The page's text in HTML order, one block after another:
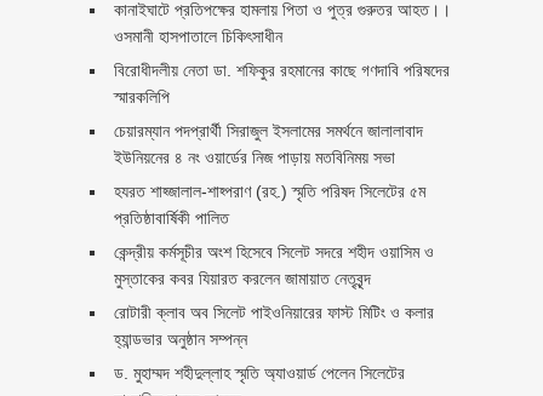
কানাইঘাটে প্রতিপক্ষের হামলায় পিতা ও পুত্র গুরুতর আহত।।
ওসমানী হাসপাতালে চিকিৎসাধীন
বিরোধীদলীয় নেতা ডা. শফিকুর রহমানের কাছে গণদাবি পরিষদের
স্মারকলিপি ‎
চেয়ারম্যান পদপ্রার্থী সিরাজুল ইসলামের সমর্থনে জালালাবাদ
ইউনিয়নের ৪ নং ওয়ার্ডের নিজ পাড়ায় মতবিনিময় সভা
হযরত শাহ্জালাল-শাহ্পরাণ (রহ.) স্মৃতি পরিষদ সিলেটের ৫ম
প্রতিষ্ঠাবার্ষিকী পালিত ‎​
কেন্দ্রীয় কর্মসূচীর অংশ হিসেবে সিলেট সদরে শহীদ ওয়াসিম ও
মুস্তাকের কবর যিয়ারত করলেন জামায়াত নেতৃবৃন্দ ‎
রোটারী ক্লাব অব সিলেট পাইওনিয়ারের ফাস্ট মিটিং ও কলার
হ্যান্ডভার অনুষ্ঠান সম্পন্ন
ড. মুহাম্মদ শহীদুল্লাহ স্মৃতি অ্যাওয়ার্ড পেলেন সিলেটের